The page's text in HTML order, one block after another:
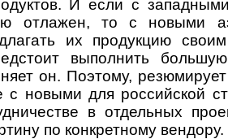
И если с
отлажен, то с новыми
их продукцию
выполнить
он. Поэтому, резюмирует
с новыми для российской
в отдельных
по конкретному вендору.